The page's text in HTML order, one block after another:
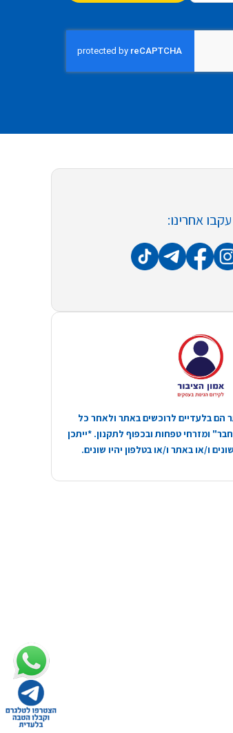
עקבו אחרינו:
הם בלעדיים לרוכשים באתר ולאחר כל
ומזרחי טפחות ובכפוף לתקנון. *ייתכן
ו/או באתר ו/או בטלפון יהיו שונים.